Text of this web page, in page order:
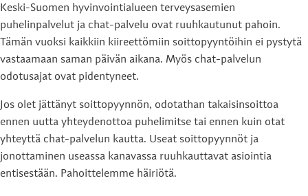
Keski-Suomen hyvinvointialueen terveysasemien
puhelinpalvelut ja chat-palvelu ovat ruuhkautunut pahoin.
Tämän vuoksi kaikkiin kiireettömiin soittopyyntöihin ei pystytä
vastaamaan saman päivän aikana. Myös chat-palvelun
odotusajat ovat pidentyneet.
Jos olet jättänyt soittopyynnön, odotathan takaisinsoittoa
ennen uutta yhteydenottoa puhelimitse tai ennen kuin otat
yhteyttä chat-palvelun kautta. Useat soittopyynnöt ja
jonottaminen useassa kanavassa ruuhkauttavat asiointia
entisestään. Pahoittelemme häiriötä.